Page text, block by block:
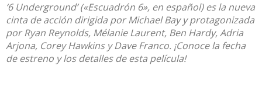
‘6 Underground’ («Escuadrón 6», en español) es la nueva
cinta de acción dirigida por Michael Bay y protagonizada
por Ryan Reynolds, Mélanie Laurent, Ben Hardy, Adria
Arjona, Corey Hawkins y Dave Franco. ¡Conoce la fecha
de estreno y los detalles de esta película!